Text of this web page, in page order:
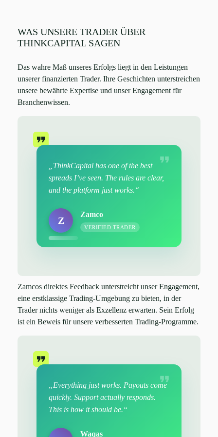
WAS UNSERE TRADER ÜBER
THINKCAPITAL SAGEN
Das wahre Maß unseres Erfolgs liegt in den Leistungen
unserer finanzierten Trader. Ihre Geschichten unterstreichen
unsere bewährte Expertise und unser Engagement für
Branchenwissen.
„ThinkCapital has one of the best
spreads I’ve seen. The rules are clear,
and the platform just works.“
Z
Zamco
VERIFIED TRADER
Zamcos direktes Feedback unterstreicht unser Engagement,
eine erstklassige Trading-Umgebung zu bieten, in der
Trader nichts weniger als Exzellenz erwarten. Sein Erfolg
ist ein Beweis für unsere verbesserten Trading-Programme.
„Everything just works. Payouts come
quickly. Support actually responds.
This is how it should be.“
Waqas